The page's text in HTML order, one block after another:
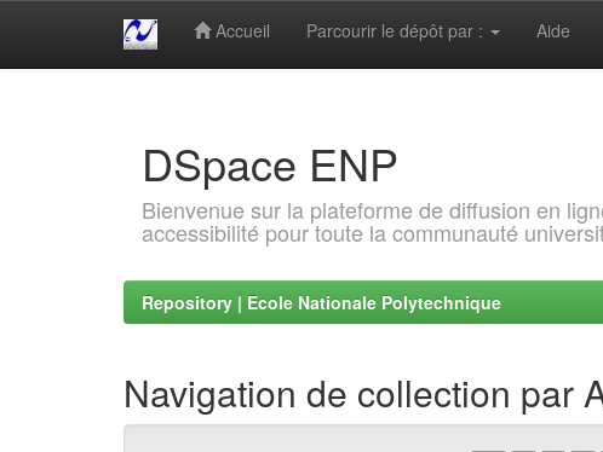
Accueil Parcourir le dépôt par : Aide
DSpace ENP
Bienvenue sur la plateforme de diffusion en
accessibilité pour toute la communauté
Repository | Ecole Nationale Polytechnique
Navigation de collection par